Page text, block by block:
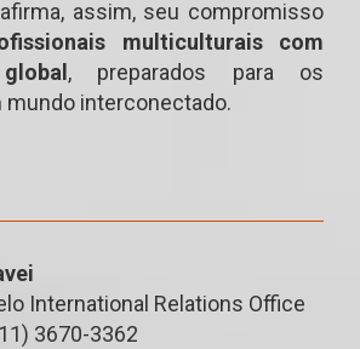
assim, seu compromisso
multiculturais com
, preparados para os
mundo interconectado.
International Relations Office
3670-3362